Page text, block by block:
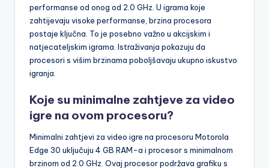
performanse od onog od 2.0 GHz. U igrama koje
zahtijevaju visoke performanse, brzina procesora
postaje ključna. To je posebno važno u akcijskim i
natjecateljskim igrama. Istraživanja pokazuju da
procesori s višim brzinama poboljšavaju ukupno iskustvo
igranja.
Koje su minimalne zahtjeve za video
igre na ovom procesoru?
Minimalni zahtjevi za video igre na procesoru Motorola
Edge 30 uključuju 4 GB RAM-a i procesor s minimalnom
brzinom od 2.0 GHz. Ovaj procesor podržava grafiku s